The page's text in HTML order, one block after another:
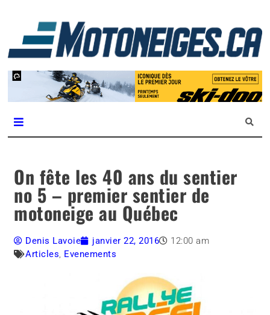
Magazine Motoneiges.ca
On fête les 40 ans du sentier
no 5 – premier sentier de
motoneige au Québec
Denis Lavoie janvier 22, 2016
12:00 am
Articles, Evenements